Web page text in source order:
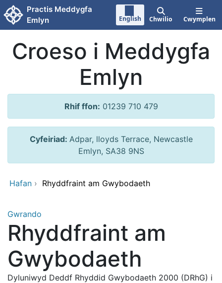
Neidio i'r prif gynnwy
Practis Meddygfa
Emlyn
English Chwilio Cwymplen
Croeso i Meddygfa
Emlyn
Rhif ffon: 01239 710 479
Cyfeiriad: Adpar, lloyds Terrace, Newcastle
Emlyn, SA38 9NS
Hafan › Rhyddfraint am Gwybodaeth
Gwrando
Rhyddfraint am
Gwybodaeth
Dyluniwyd Deddf Rhyddid Gwybodaeth 2000 (DRhG) i